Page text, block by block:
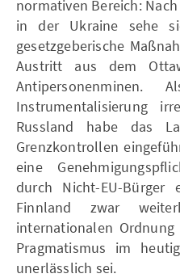
normativen Bereich:
in der Ukraine sehe
gesetzgeberische
Austritt aus dem
Instrumentalisierung
Russland habe das
Grenzkontrollen
eine
durch Nicht-EU-Bürger
Finnland zwar
internationalen
Pragmatismus im
unerlässlich sei.